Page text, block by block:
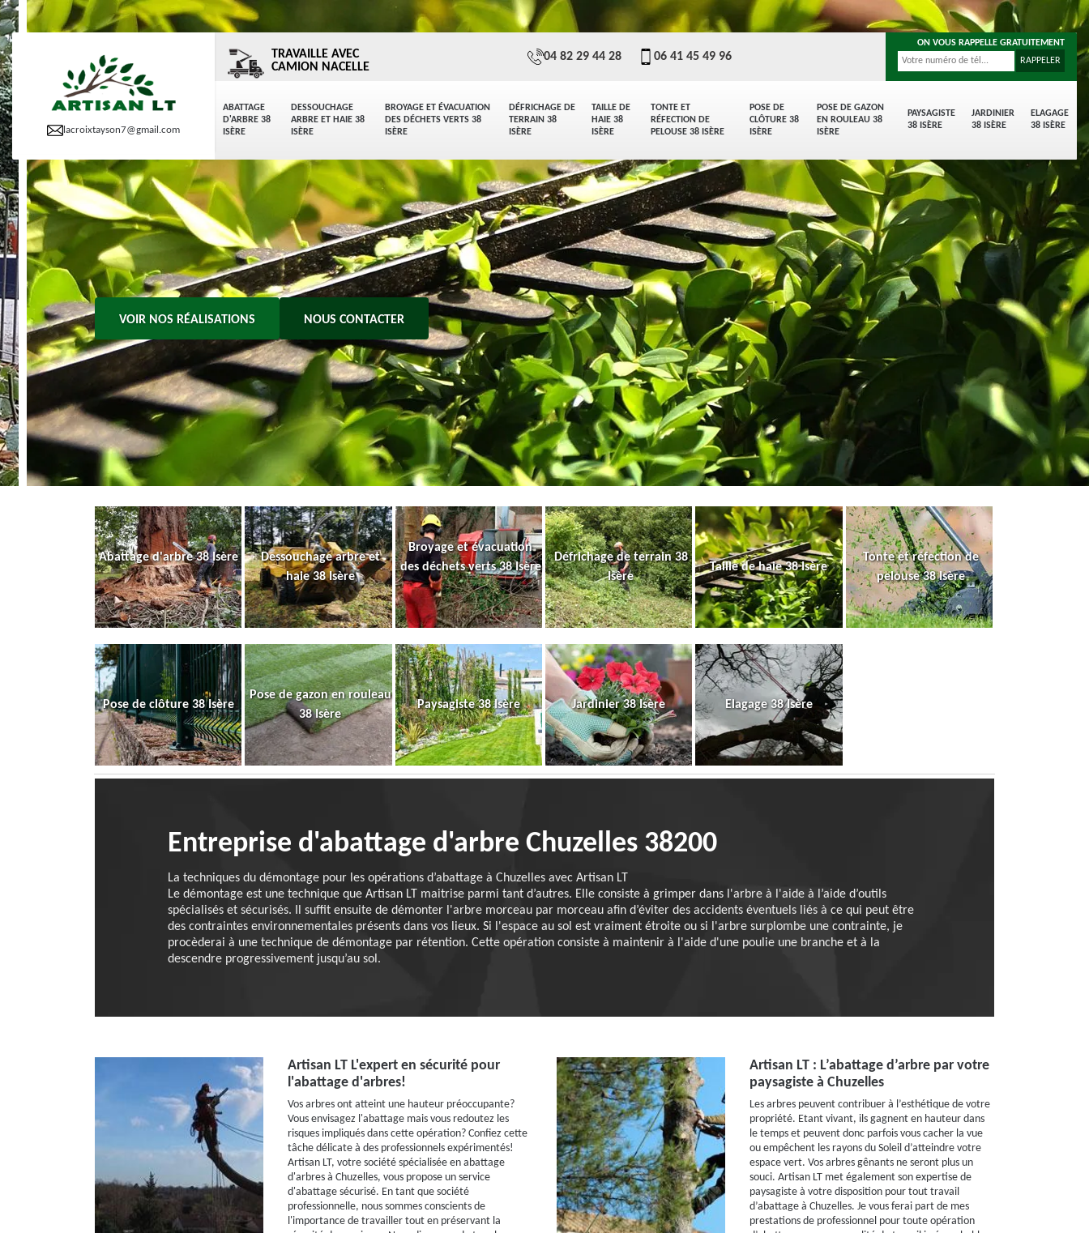
lacroixtayson7@gmail.com
ABATTAGE
D'ARBRE 38
ISÈRE
DESSOUCHAGE
ARBRE ET HAIE 38
ISÈRE
BROYAGE ET ÉVACUATION
DES DÉCHETS VERTS 38
ISÈRE
DÉFRICHAGE DE
TERRAIN 38
ISÈRE
TAILLE DE
HAIE 38
ISÈRE
TONTE ET
RÉFECTION DE
PELOUSE 38 ISÈRE
POSE DE
CLÔTURE 38
ISÈRE
POSE DE GAZON
EN ROULEAU 38
ISÈRE
PAYSAGISTE
38 ISÈRE
JARDINIER
38 ISÈRE
ELAGAGE
38 ISÈRE
TRAVAILLE AVEC
CAMION NACELLE
04 82 29 44 28 06 41 45 49 96
ON VOUS RAPPELLE GRATUITEMENT
VOIR NOS RÉALISATIONS NOUS CONTACTER
Abattage d'arbre 38 Isère
Dessouchage arbre et
haie 38 Isère
Broyage et évacuation
des déchets verts 38 Isère
Défrichage de terrain 38
Isère
Taille de haie 38 Isère
Tonte et réfection de
pelouse 38 Isère
Pose de clôture 38 Isère
Pose de gazon en rouleau
38 Isère
Paysagiste 38 Isère Jardinier 38 Isère Elagage 38 Isère
Entreprise d'abattage d'arbre Chuzelles 38200
La techniques du démontage pour les opérations d’abattage à Chuzelles avec Artisan LT
Le démontage est une technique que Artisan LT maitrise parmi tant d’autres. Elle consiste à grimper dans l'arbre à l'aide à l’aide d’outils
spécialisés et sécurisés. Il suffit ensuite de démonter l'arbre morceau par morceau afin d’éviter des accidents éventuels liés à ce qui peut être
des contraintes environnementales présents dans vos lieux. Si l'espace au sol est vraiment étroite ou si l'arbre surplombe une contrainte, je
procèderai à une technique de démontage par rétention. Cette opération consiste à maintenir à l'aide d'une poulie une branche et à la
descendre progressivement jusqu’au sol.
Artisan LT L'expert en sécurité pour
l'abattage d'arbres!
Vos arbres ont atteint une hauteur préoccupante?
Vous envisagez l'abattage mais vous redoutez les
risques impliqués dans cette opération? Confiez cette
tâche délicate à des professionnels expérimentés!
Artisan LT, votre société spécialisée en abattage
d'arbres à Chuzelles, vous propose un service
d'abattage sécurisé. En tant que société
professionnelle, nous sommes conscients de
l'importance de travailler tout en préservant la
Artisan LT : L’abattage d’arbre par votre
paysagiste à Chuzelles
Les arbres peuvent contribuer à l’esthétique de votre
propriété. Etant vivant, ils gagnent en hauteur dans
le temps et peuvent donc parfois vous cacher la vue
ou empêchent les rayons du Soleil d’atteindre votre
espace vert. Vos arbres gênants ne seront plus un
souci. Artisan LT met également son expertise de
paysagiste à votre disposition pour tout travail
d’abattage à Chuzelles. Je vous ferai part de mes
prestations de professionnel pour toute opération